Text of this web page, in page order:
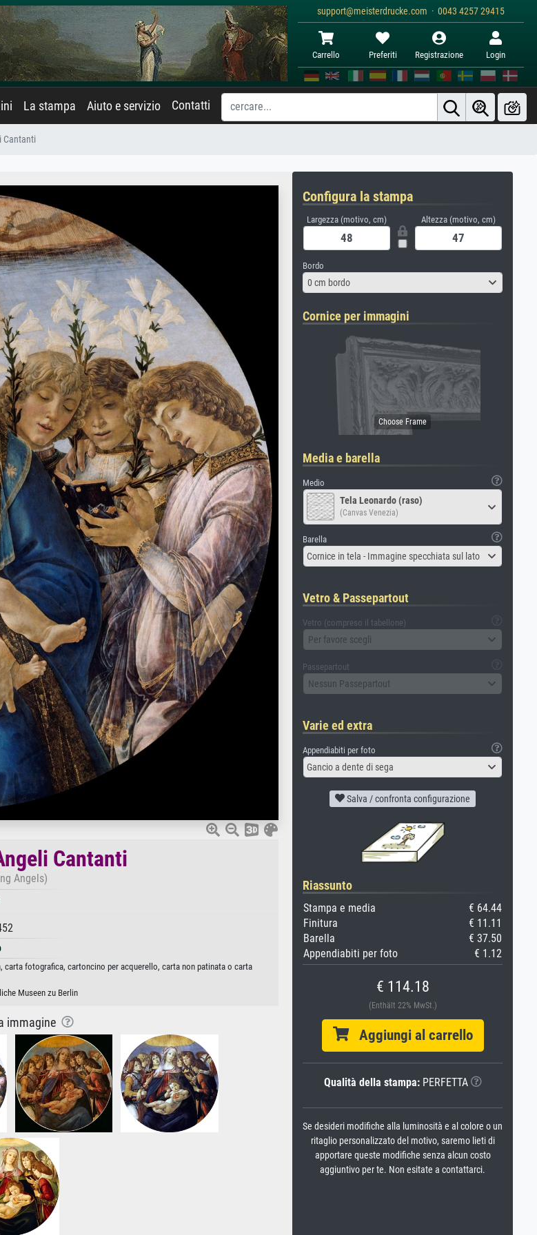
support@meisterdrucke.com · 0043 4257 29415
Carrello Preferiti Registrazione Login
La stampa Aiuto e servizio Contatti
Cantanti
Cantanti
Angels)
carta fotografica, cartoncino per acquerello, carta non patinata o carta
Museen zu Berlin
immagine
Configura la stampa
Largezza (motivo, cm) Altezza (motivo, cm)
Bordo
0 cm bordo
Cornice per immagini
Media e barella
Medio
Tela Leonardo (raso)
(Canvas Venezia)
Barella
Cornice in tela - Immagine specchiata sul lato
Vetro & Passepartout
Vetro (compreso il tabellone)
Per favore scegli
Passepartout
Nessun Passepartout
Varie ed extra
Appendiabiti per foto
Gancio a dente di sega
Salva / confronta configurazione
Riassunto
Stampa e media
€ 64.44
Finitura
€ 11.11
Barella
€ 37.50
Appendiabiti per foto
€ 1.12
€ 114.18
(Enthält 22% MwSt.)
Aggiungi al carrello
Qualità della stampa:PERFETTA
Se desideri modifiche alla luminosità e al colore o un
ritaglio personalizzato del motivo, saremo lieti di
apportare queste modifiche senza alcun costo
aggiuntivo per te. Non esitate a contattarci.